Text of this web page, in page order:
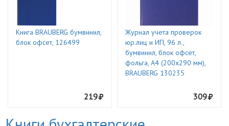
Книга BRAUBERG бумвинил,
блок офсет, 126499
219
Журнал учета проверок
юр.лиц и ИП, 96 л.,
бумвинил, блок офсет,
фольга, А4 (200х290 мм),
BRAUBERG 130235
309